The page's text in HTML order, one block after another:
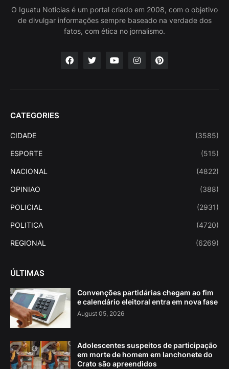
O Iguatu Noticias é um portal criado em 2008, com o objetivo
de divulgar informações sempre baseado na verdade dos
fatos, com ética no jornalismo.
CATEGORIES
CIDADE (3585)
ESPORTE (515)
NACIONAL (4822)
OPINIAO (388)
POLICIAL (2931)
POLITICA (4720)
REGIONAL (6269)
ÚLTIMAS
Convenções partidárias chegam ao fim
e calendário eleitoral entra em nova fase
August 05, 2026
Adolescentes suspeitos de participação
em morte de homem em lanchonete do
Crato são apreendidos